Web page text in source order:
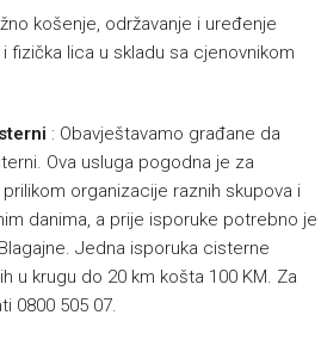
košenje, održavanje i uređenje
fizička lica u skladu sa cjenovnikom
: Obavještavamo građane da
Ova usluga pogodna je za
organizacije raznih skupova i
danima, a prije isporuke potrebno je
Jedna isporuka cisterne
u krugu do 20 km košta 100 KM. Za
0800 505 07.